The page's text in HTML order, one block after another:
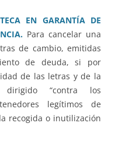
EN GARANTÍA DE
Para cancelar una
de cambio, emitidas
de deuda, si por
de las letras y de la
dirigido “contra los
legítimos de
recogida o inutilización